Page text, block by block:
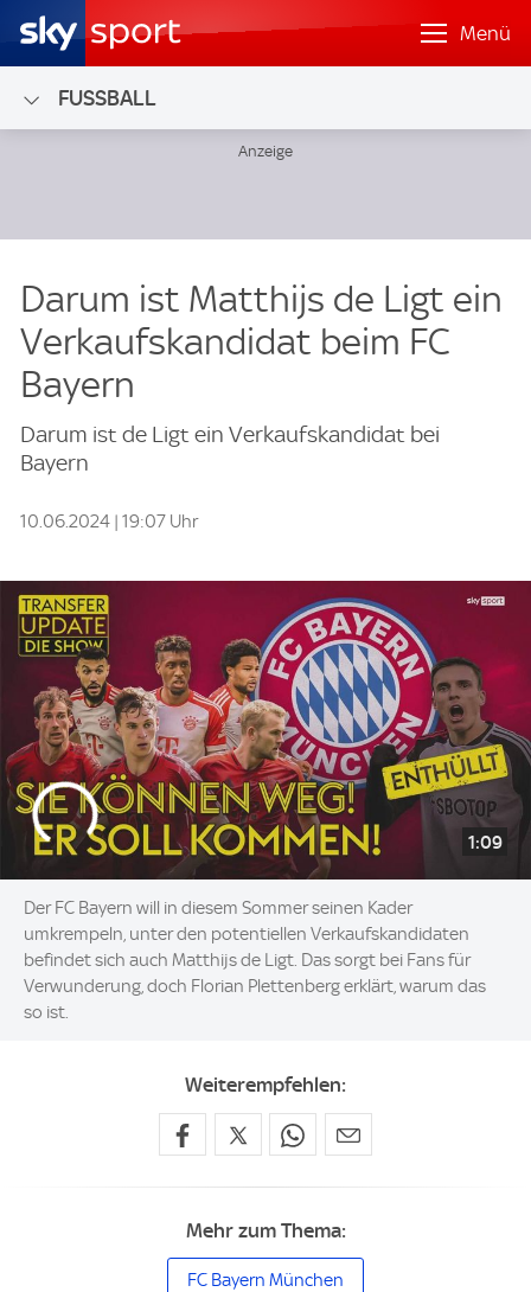
Menü
FUSSBALL
Darum ist Matthijs de Ligt ein
Verkaufskandidat beim FC
Bayern
Darum ist de Ligt ein Verkaufskandidat bei
Bayern
10.06.2024 | 19:07 Uhr
1:09
Der FC Bayern will in diesem Sommer seinen Kader
umkrempeln, unter den potentiellen Verkaufskandidaten
befindet sich auch Matthijs de Ligt. Das sorgt bei Fans für
Verwunderung, doch Florian Plettenberg erklärt, warum das
so ist.
Weiterempfehlen:
Mehr zum Thema:
FC Bayern München